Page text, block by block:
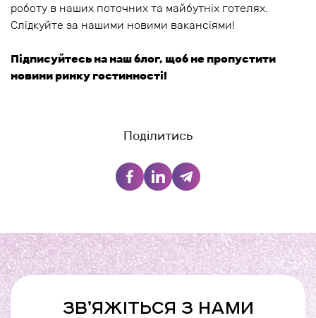
роботу в наших поточних та майбутніх готелях.
Слідкуйте за нашими новими вакансіями!
Підписуйтесь на наш блог, щоб не пропустити
новини ринку гостинності!
Поділитись
ЗВ’ЯЖІТЬСЯ З НАМИ